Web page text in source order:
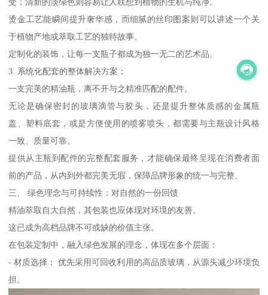
烫金工艺能瞬间提升奢华感，而细腻的丝印图案则可以讲述一个关
于植物产地或萃取工艺的独特故事。
定制化的装饰，让每一支瓶子都成为独一无二的艺术品。
3. 系统化配套的整体解决方案：
一支完美的精油瓶，离不开与之精准匹配的配件。
无论是确保密封的玻璃滴管与胶头，还是提升整体质感的金属瓶
盖、塑料底套，或是方便使用的喷雾喷头，都需要与主瓶设计风格
一致、质量可靠。
提供从主瓶到配件的完整配套服务，才能确保最终呈现在消费者面
前的产品，从内到外都完美无瑕，保障品牌形象的统一与完整。
三、 绿色理念与可持续性：对自然的一份回馈
精油萃取自大自然，其包装也应体现对环境的友善。
这已成为高档品牌不可或缺的价值主张。
在包装定制中，融入绿色发展的理念，体现在多个层面：
- 材质选择： 优先采用可回收利用的高品质玻璃，从源头减少环境负
担。